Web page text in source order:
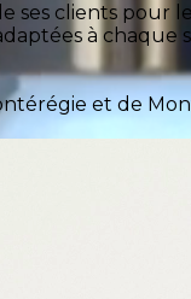
clients pour
à
et de